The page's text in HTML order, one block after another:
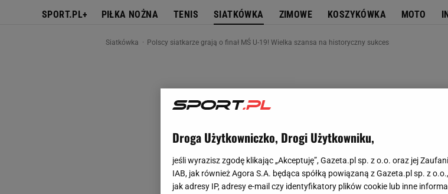
SPORT.PL+ PIŁKA NOŻNA TENIS SIATKÓWKA ZIMOWE KOSZYKÓWKA MOTO
Siatkówka Polscy siatkarze grają o finał MŚ U-19! Wielka szansa na historyczny sukces
Droga Użytkowniczko, Drogi Użytkowniku,
jeśli wyrazisz zgodę klikając „Akceptuję”, Gazeta.pl sp. z o.o. oraz jej
IAB, jak również Agora S.A. będąca spółką powiązaną z Gazeta.pl sp. z
jak adresy IP, adresy e-mail czy identyfikatory plików cookie lub inne